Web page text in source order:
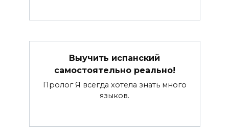
Выучить испанский
самостоятельно реально!
Пролог Я всегда хотела знать много
языков.